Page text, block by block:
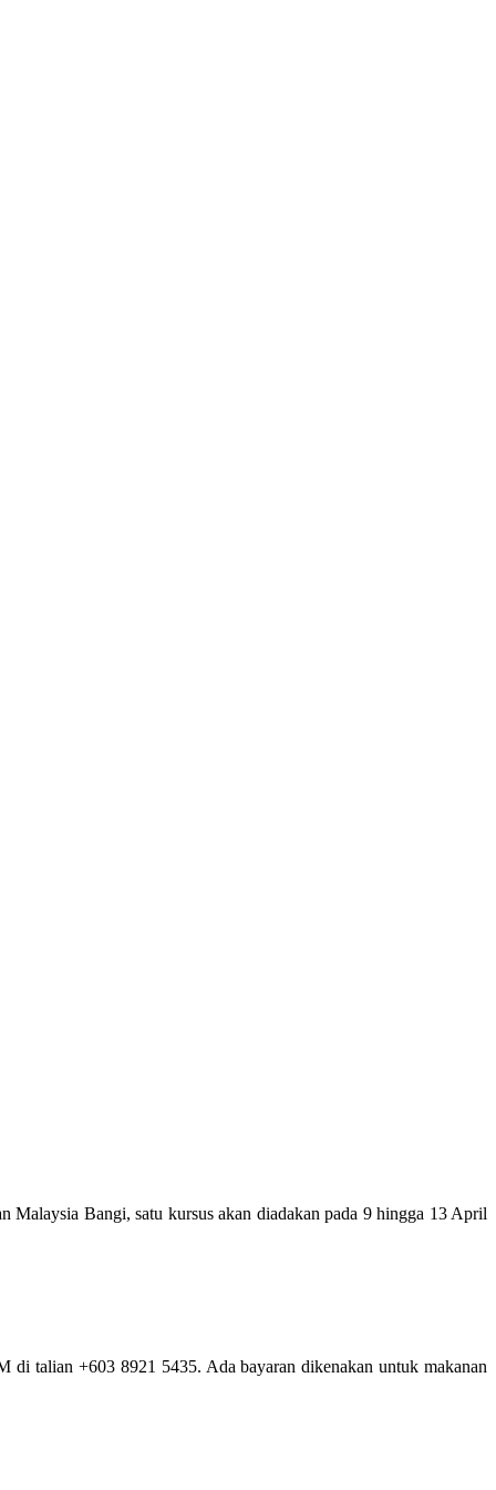
Bangi, satu kursus akan diadakan pada 9 hingga 13 April
di talian +603 8921 5435. Ada bayaran dikenakan untuk makanan